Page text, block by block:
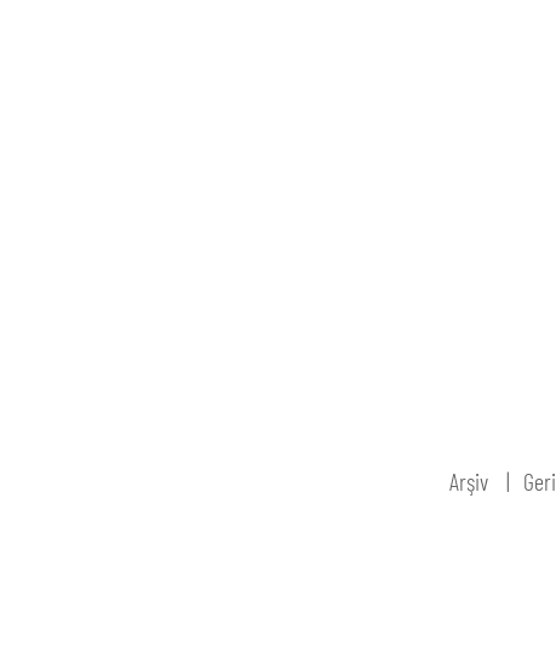
Arşiv Geri